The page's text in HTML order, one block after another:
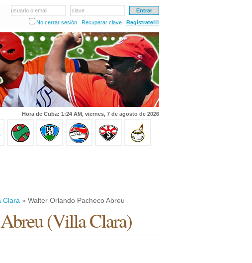
usuario o email
clave
No cerrar sesión
Recuperar clave Regístrate!!!
Hora de Cuba: 1:24 AM, viernes, 7 de agosto de 2026
Clara » Walter Orlando Pacheco Abreu
(Villa Clara)